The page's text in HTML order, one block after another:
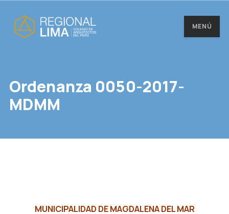
MENÚ
Ordenanza 0050-2017-
MDMM
MUNICIPALIDAD DE MAGDALENA DEL MAR